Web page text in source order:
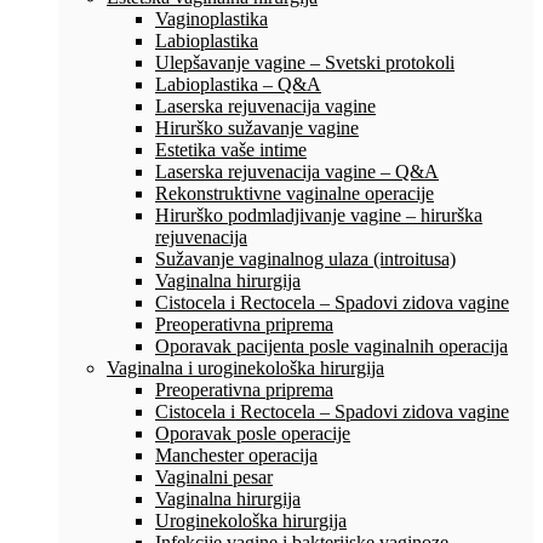
Vaginoplastika
Labioplastika
Ulepšavanje vagine – Svetski protokoli
Labioplastika – Q&A
Laserska rejuvenacija vagine
Hirurško sužavanje vagine
Estetika vaše intime
Laserska rejuvenacija vagine – Q&A
Rekonstruktivne vaginalne operacije
Hirurško podmladjivanje vagine – hirurška
rejuvenacija
Sužavanje vaginalnog ulaza (introitusa)
Vaginalna hirurgija
Cistocela i Rectocela – Spadovi zidova vagine
Preoperativna priprema
Oporavak pacijenta posle vaginalnih operacija
Vaginalna i uroginekološka hirurgija
Preoperativna priprema
Cistocela i Rectocela – Spadovi zidova vagine
Oporavak posle operacije
Manchester operacija
Vaginalni pesar
Vaginalna hirurgija
Uroginekološka hirurgija